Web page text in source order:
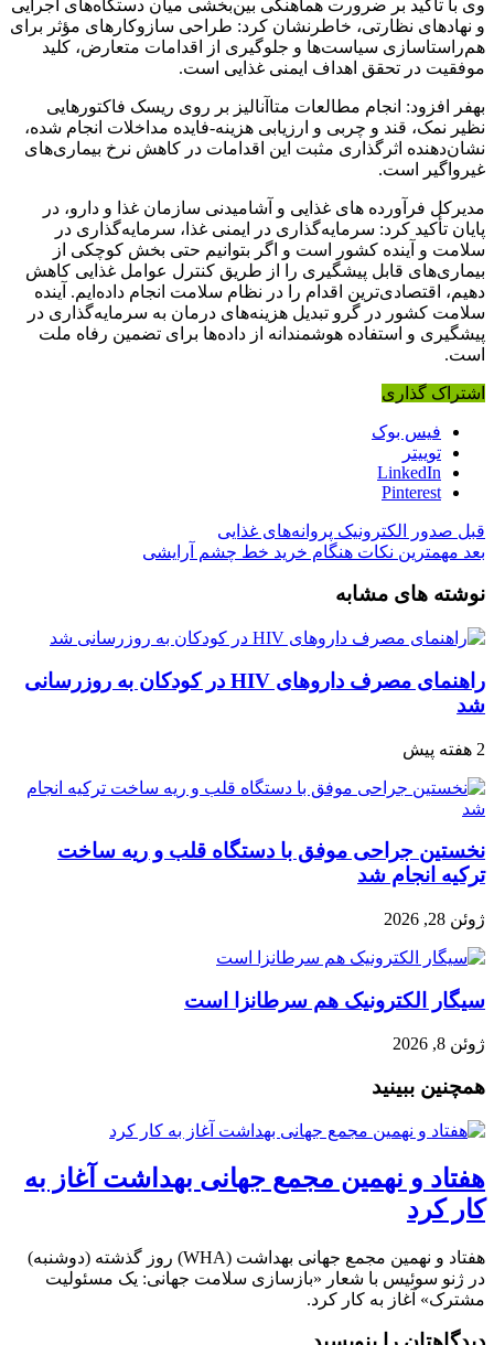
وی با تأکید بر ضرورت هماهنگی بین‌بخشی میان دستگاه‌های اجرایی
و نهادهای نظارتی، خاطرنشان کرد: طراحی سازوکارهای مؤثر برای
هم‌راستاسازی سیاست‌ها و جلوگیری از اقدامات متعارض، کلید
موفقیت در تحقق اهداف ایمنی غذایی است.
بهفر افزود: انجام مطالعات متاآنالیز بر روی ریسک فاکتورهایی
نظیر نمک، قند و چربی و ارزیابی هزینه-فایده مداخلات انجام شده،
نشان‌دهنده اثرگذاری مثبت این اقدامات در کاهش نرخ بیماری‌های
غیرواگیر است.
مدیرکل فرآورده های غذایی و آشامیدنی سازمان غذا و دارو، در
پایان تأکید کرد: سرمایه‌گذاری در ایمنی غذا، سرمایه‌گذاری در
سلامت و آینده کشور است و اگر بتوانیم حتی بخش کوچکی از
بیماری‌های قابل پیشگیری را از طریق کنترل عوامل غذایی کاهش
دهیم، اقتصادی‌ترین اقدام را در نظام سلامت انجام داده‌ایم. آینده
سلامت کشور در گرو تبدیل هزینه‌های درمان به سرمایه‌گذاری در
پیشگیری و استفاده هوشمندانه از داده‌ها برای تضمین رفاه ملت
است.
اشتراک گذاری
فیس بوک
توییتر
LinkedIn
Pinterest
قبل صدور الکترونیک پروانه‌های غذایی
بعد مهمترین نکات هنگام خرید خط چشم آرایشی
نوشته های مشابه
راهنمای مصرف داروهای HIV در کودکان به روزرسانی
شد
2 هفته پیش
نخستین جراحی موفق با دستگاه قلب و ریه ساخت
ترکیه انجام شد
ژوئن 28, 2026
سیگار الکترونیک هم سرطانزا است
ژوئن 8, 2026
همچنین ببینید
هفتاد و نهمین مجمع جهانی بهداشت آغاز به
کار کرد
هفتاد و نهمین مجمع جهانی بهداشت (WHA) روز گذشته (دوشنبه)
در ژنو سوئیس با شعار «بازسازی سلامت جهانی: یک مسئولیت
مشترک» آغاز به کار کرد.